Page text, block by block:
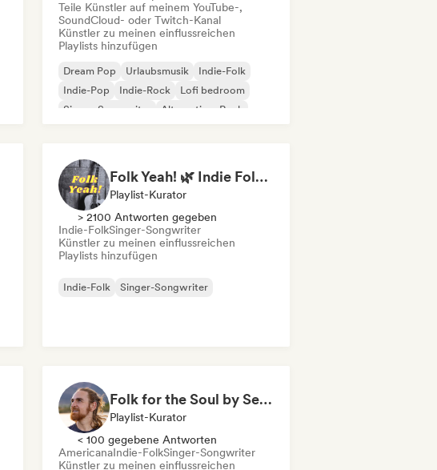
Teile Künstler auf meinem YouTube-,
SoundCloud- oder Twitch-Kanal
Künstler zu meinen einflussreichen
Playlists hinzufügen
Dream Pop Urlaubsmusik
Indie-Folk
Indie-Pop
Indie-Rock
Lofi bedroom
Singer-Songwriter
Alternativer Rock
Folk Yeah! 🌿 Indie Folk, Acoustic & Singer-Songwriter
Playlist-Kurator
> 2100 Antworten gegeben
Indie-FolkSinger-Songwriter
Künstler zu meinen einflussreichen
Playlists hinzufügen
Indie-Folk Singer-Songwriter
Folk for the Soul by Seth Tabatznik
Playlist-Kurator
< 100 gegebene Antworten
AmericanaIndie-FolkSinger-Songwriter
Künstler zu meinen einflussreichen